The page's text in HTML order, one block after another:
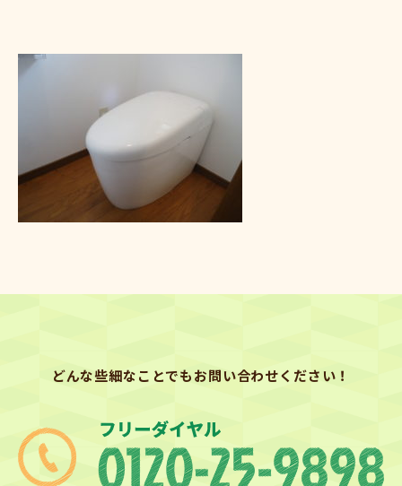
どんな些細なことでもお問い合わせください！